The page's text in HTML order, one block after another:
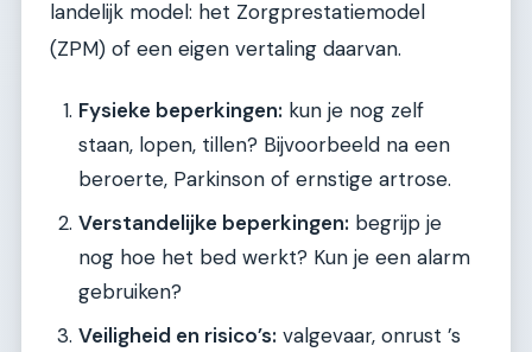
landelijk model: het Zorgprestatiemodel
(ZPM) of een eigen vertaling daarvan.
Fysieke beperkingen: kun je nog zelf
staan, lopen, tillen? Bijvoorbeeld na een
beroerte, Parkinson of ernstige artrose.
Verstandelijke beperkingen: begrijp je
nog hoe het bed werkt? Kun je een alarm
gebruiken?
Veiligheid en risico’s: valgevaar, onrust ’s